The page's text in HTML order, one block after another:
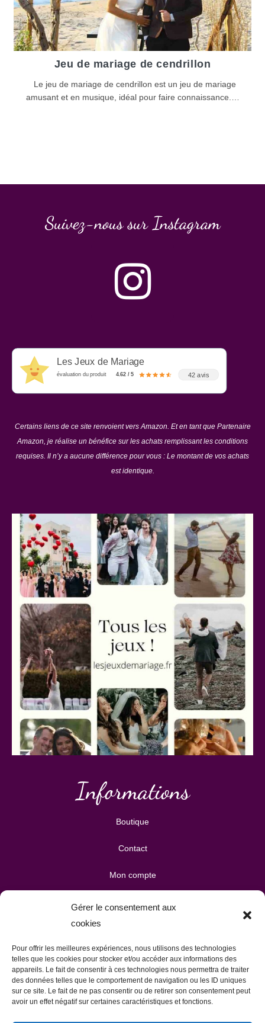
Gérer le consentement aux
cookies
Pour offrir les meilleures expériences, nous utilisons des technologies
telles que les cookies pour stocker et/ou accéder aux informations des
appareils. Le fait de consentir à ces technologies nous permettra de traiter
des données telles que le comportement de navigation ou les ID uniques
sur ce site. Le fait de ne pas consentir ou de retirer son consentement peut
avoir un effet négatif sur certaines caractéristiques et fonctions.
Jeu de mariage de cendrillon
Le jeu de mariage de cendrillon est un jeu de mariage
amusant et en musique, idéal pour faire connaissance.…
Suivez-nous sur Instagram
Les Jeux de Mariage
évaluation du produit 4.62 / 5 42 avis
Certains liens de ce site renvoient vers Amazon. Et en tant que Partenaire
Amazon, je réalise un bénéfice sur les achats remplissant les conditions
requises. Il n’y a aucune différence pour vous : Le montant de vos achats
est identique.
Informations
Boutique
Contact
Mon compte
Publicité & partenariats